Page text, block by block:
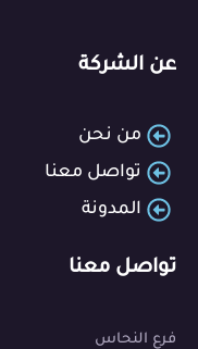
عن الشركة
من نحن
تواصل معنا
المدونة
تواصل معنا
فرع النحاس